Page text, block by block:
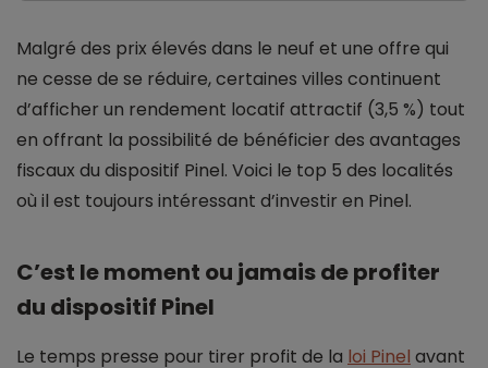
Malgré des prix élevés dans le neuf et une offre qui
ne cesse de se réduire, certaines villes continuent
d’afficher un rendement locatif attractif (3,5 %) tout
en offrant la possibilité de bénéficier des avantages
fiscaux du dispositif Pinel. Voici le top 5 des localités
où il est toujours intéressant d’investir en Pinel.
C’est le moment ou jamais de profiter
du dispositif Pinel
Le temps presse pour tirer profit de la loi Pinel avant